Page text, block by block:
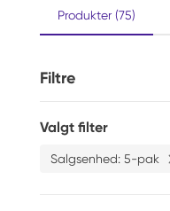
Produkter (75)
Filtre
Valgt filter
Salgsenhed: 5-pak